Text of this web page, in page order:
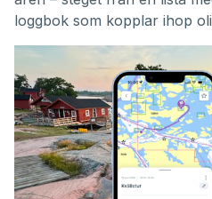
loggbok som kopplar ihop